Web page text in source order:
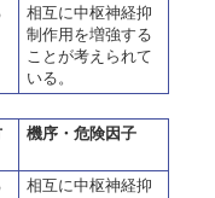
相互に中枢神経抑
制作用を増強する
ことが考えられて
いる。
機序・危険因子
相互に中枢神経抑